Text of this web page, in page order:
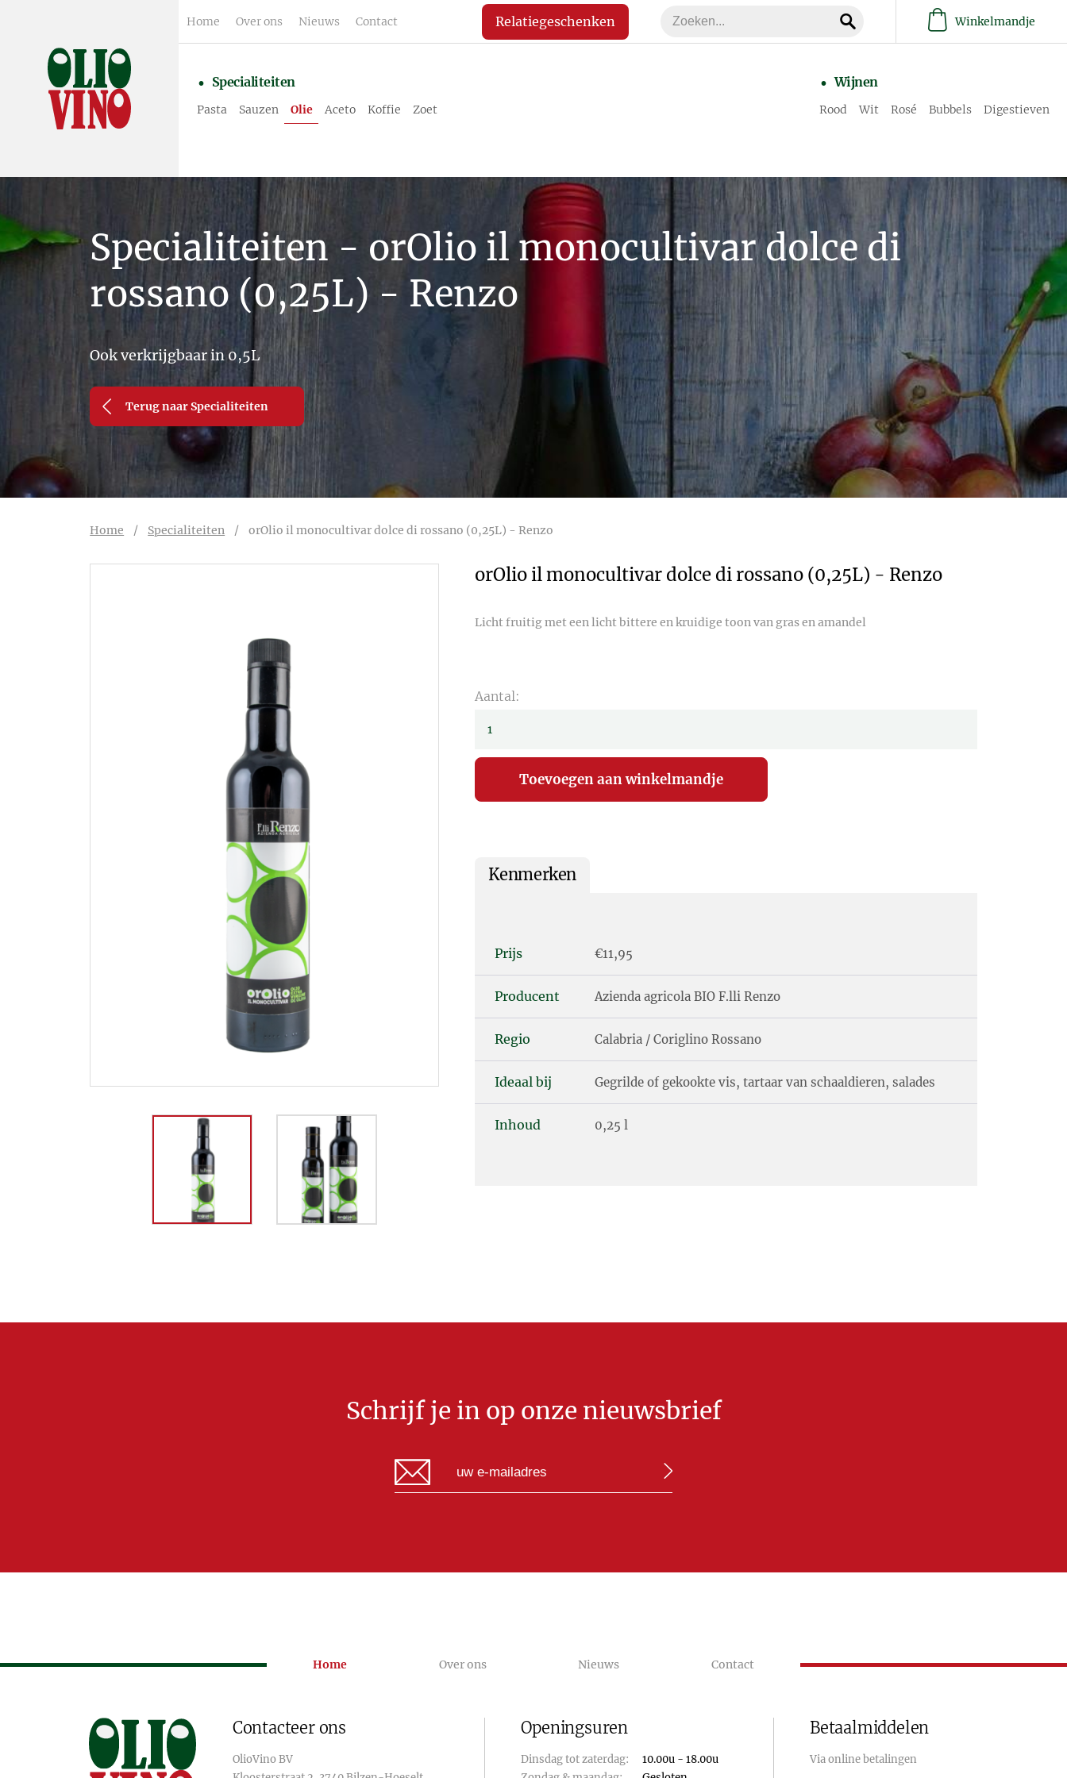
Home Over ons Nieuws Contact Relatiegeschenken Winkelmandje
Specialiteiten
Pasta Sauzen Olie Aceto Koffie Zoet
Wijnen
Rood Wit Rosé Bubbels Digestieven
Specialiteiten - orOlio il monocultivar dolce di
rossano (0,25L) - Renzo
Ook verkrijgbaar in 0,5L
Terug naar Specialiteiten
Home / Specialiteiten /orOlio il monocultivar dolce di rossano (0,25L) - Renzo
orOlio il monocultivar dolce di rossano (0,25L) - Renzo
Licht fruitig met een licht bittere en kruidige toon van gras en amandel
Aantal:
Kenmerken
Prijs €11,95
Producent Azienda agricola BIO F.lli Renzo
Regio Calabria / Coriglino Rossano
Ideaal bij Gegrilde of gekookte vis, tartaar van schaaldieren, salades
Inhoud 0,25 l
Schrijf je in op onze nieuwsbrief
Home Over ons Nieuws Contact
Contacteer ons
OlioVino BV
Openingsuren
Dinsdag tot zaterdag:
10.00u - 18.00u
Betaalmiddelen
Via online betalingen